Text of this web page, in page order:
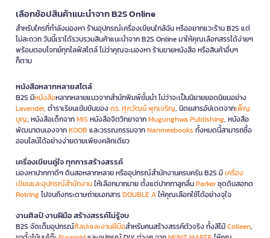
เลือกช้อปสินค้าแนะนำจาก B2S Online
สำหรับใครที่กำลังมองหา ร้านอุปกรณ์เครื่องเขียนใกล้ฉัน หรืออยากแวะร้าน B2S แต่
ไม่สะดวก วันนี้เราได้รวบรวมสินค้าแนะนำจาก B2S Online มาให้คุณเลือกสรรได้ง่ายๆ
พร้อมตอบโจทย์ทุกไลฟ์สไตล์ ไม่ว่าคุณจะมองหา ร้านขายหนังสือ หรือสินค้าอื่นๆ
ก็ตาม
หนังสือหลากหลายสไตล์
B2S มีหนังสือหลากหลายแนวจากสำนักพิมพ์ชั้นนำ ไม่ว่าจะเป็นนิยายยอดนิยมอย่าง
Lavender, ตำราเรียนเข้มข้นของดร. ศุภวัฒน์ พุกเจริญ, นิตยสารอัปเดตจากเพ็ญ
บุญ, หนังสือเด็กจากMIS หนังสือจิตวิทยาจากMugunghwa Publishing, หนังสือ
พัฒนาตนเองจากKOOB และวรรณกรรมจากNanmeebooks ทั้งหมดนี้สามารถซื้อ
ออนไลน์ได้อย่างง่ายดายเพียงคลิกเดียว
เครื่องเขียนคู่ใจ ทุกการสร้างสรรค์
มองหาปากกาดีๆ ดินสอหลากหลาย หรืออุปกรณ์สำนักงานครบครัน B2S มีเครื่อง
เขียนและอุปกรณ์สำนักงานให้เลือกมากมาย ตั้งแต่ปากกาลูกลื่นParkerชุดดินสอกด
Rotringไปจนถึงกระดาษถ่ายเอกสารDOUBLE Aให้คุณเลือกใช้ได้อย่างจุใจ
งานศิลป์ งานฝีมือ สร้างสรรค์ไม่รู้จบ
B2S จัดเต็มอุปกรณ์ศิลปะและงานฝีมือสำหรับคนสร้างสรรค์ตัวจริง ทั้งสีไม้Colleen,